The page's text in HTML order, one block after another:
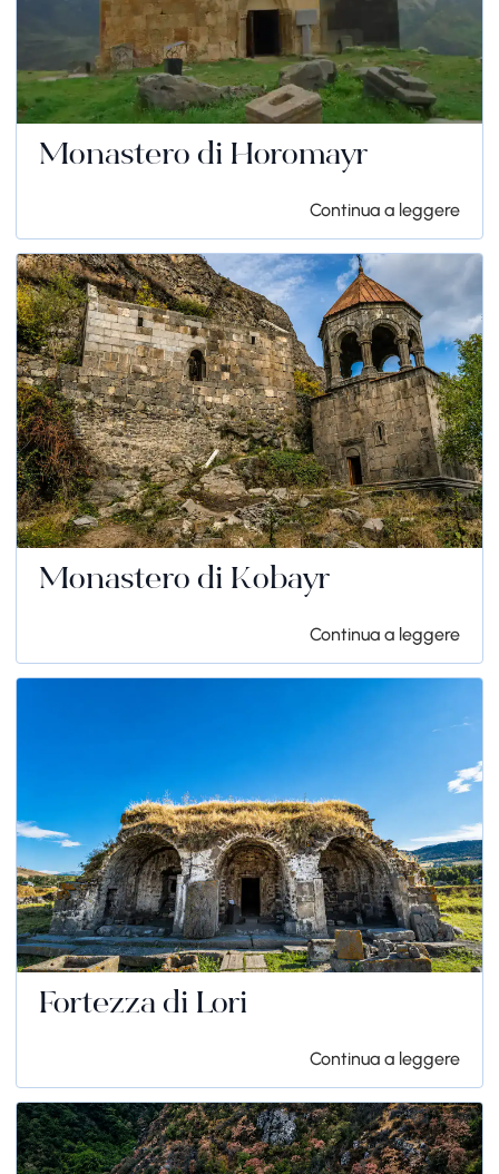
Monastero di Horomayr
Continua a leggere
Monastero di Kobayr
Continua a leggere
Fortezza di Lori
Continua a leggere